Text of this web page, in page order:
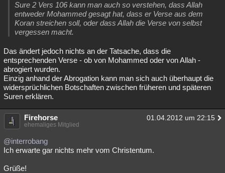
Sure 2 Vers 106 kann man auch so verstehen, dass Allah
entweder Mohammed gesagt hat, dass er Verse aus dem
Koran streichen soll, oder dass Allah die Verse von selbst
vergessen macht.
Das ändert jedoch nichts an der Tatsache, dass die
entsprechenden Verse - ob von Mohammed oder von Allah -
abrogiert wurden.
Einzig anhand der Abrogation kann man sich auch überhaupt die
widersprüchlichen Botschaften zwischen früheren und späteren
Suren erklären.
Firehorse 01.04.2012 um 22:15
ehemaliges Mitglied
@interrobang
Ich erwarte gar nichts mehr vom Christentum.
Grüße!